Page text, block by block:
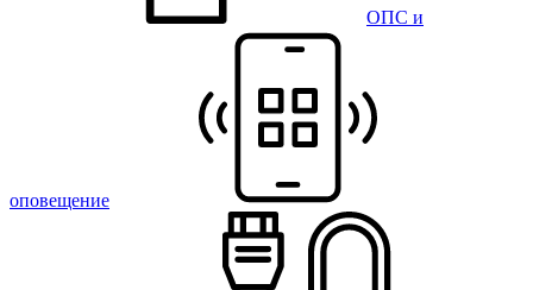
ОПС и
оповещение